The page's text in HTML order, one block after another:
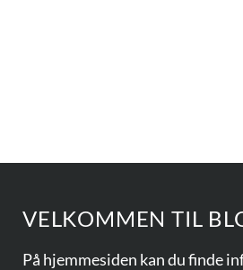
VELKOMMEN TIL
På hjemmesiden kan du finde